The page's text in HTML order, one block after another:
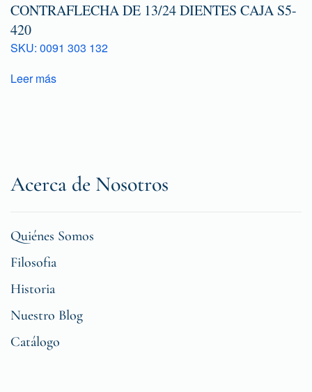
CONTRAFLECHA DE 13/24 DIENTES CAJA S5-
420
SKU: 0091 303 132
Leer más
Acerca de Nosotros
Quiénes Somos
Filosofia
Historia
Nuestro Blog
Catálogo